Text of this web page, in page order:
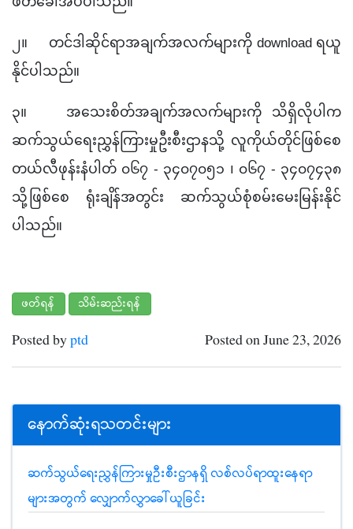
၂။
တင်ဒါဆိုင်ရာအချက်အလက်များကို download ရယူ
နိုင်ပါသည်။
၃။ အသေးစိတ်အချက်အလက်များကို သိရှိလိုပါက
ဆက်သွယ်ရေးညွှန်ကြားမှုဦးစီးဌာနသို့ လူကိုယ်တိုင်ဖြစ်စေ
တယ်လီဖုန်းနံပါတ် ၀၆၇ - ၃၄၀၇၀၅၁ ၊ ၀၆၇ - ၃၄၀၇၄၃၈
သို့ဖြစ်စေ ရုံးချိန်အတွင်း ဆက်သွယ်စုံစမ်းမေးမြန်းနိုင်
ပါသည်။
ဖတ်ရန် သိမ်းဆည်းရန်
Posted byptd Posted on June 23, 2026
နောက်ဆုံးရသတင်းများ
ဆက်သွယ်ရေးညွှန်ကြားမှုဦးစီးဌာနရှိ လစ်လပ်ရာထူးနေရာ
များအတွက် လျှောက်လွှာခေါ်ယူခြင်း